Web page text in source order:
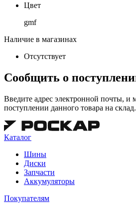
Цвет
gmf
Наличие в магазинах
Отсутствует
Сообщить о
Введите адрес электронной почты, и
поступлении данного товара на склад.
Каталог
Шины
Диски
Запчасти
Аккумуляторы
Покупателям